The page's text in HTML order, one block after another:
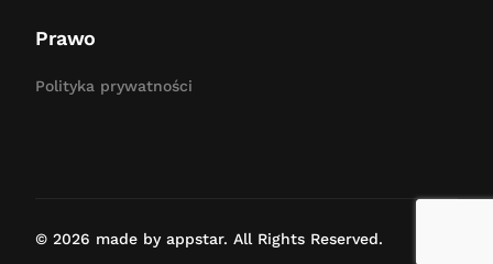
Prawo
Polityka prywatności
© 2026 made by appstar. All Rights Reserved.